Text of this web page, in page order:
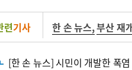
련기사 한 손 뉴스,부산 재
[한 손 뉴스] 시민이 개발한 폭